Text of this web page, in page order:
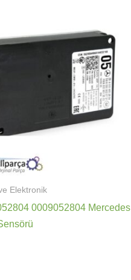
Elektronik
0009052804 Mercedes